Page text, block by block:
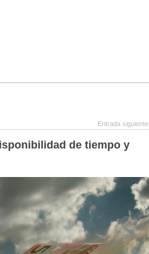
Entrada siguiente
de tiempo y